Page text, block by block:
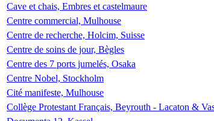
Cave et chais, Embres et castelmaure
Centre commercial, Mulhouse
Centre de recherche, Holcim, Suisse
Centre de soins de jour, Bègles
Centre des 7 ports jumelés, Osaka
Centre Nobel, Stockholm
Cité manifeste, Mulhouse
Collège Protestant Français, Beyrouth - Lacaton &